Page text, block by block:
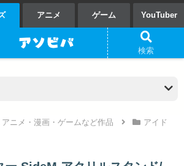
アニメ ゲーム YouTuber
アニメ・漫画・ゲームなど作品
アイド
検索